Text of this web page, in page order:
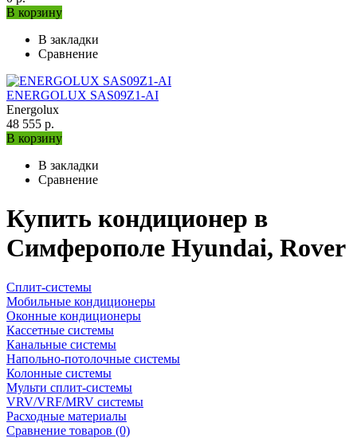
В корзину
В закладки
Сравнение
ENERGOLUX SAS09Z1-AI
Energolux
48 555 р.
В корзину
В закладки
Сравнение
Купить кондиционер в
Симферополе Hyundai, Rover
Сплит-системы
Мобильные кондиционеры
Оконные кондиционеры
Кассетные системы
Канальные системы
Напольно-потолочные системы
Колонные системы
Мульти сплит-системы
VRV/VRF/MRV системы
Расходные материалы
Сравнение товаров (0)